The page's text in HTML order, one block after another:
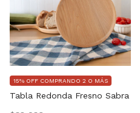
Tabla Redonda Fresno Sabra
15% OFF COMPRANDO 2 O MÁS